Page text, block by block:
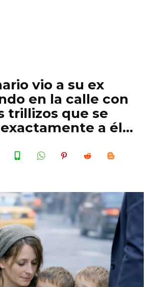
vio a su ex
en la calle con
trillizos que se
a él…